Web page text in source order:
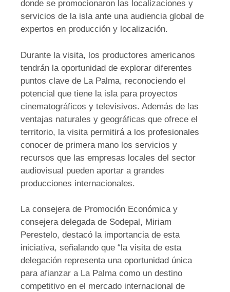
donde se promocionaron las localizaciones y
servicios de la isla ante una audiencia global de
expertos en producción y localización.
Durante la visita, los productores americanos
tendrán la oportunidad de explorar diferentes
puntos clave de La Palma, reconociendo el
potencial que tiene la isla para proyectos
cinematográficos y televisivos. Además de las
ventajas naturales y geográficas que ofrece el
territorio, la visita permitirá a los profesionales
conocer de primera mano los servicios y
recursos que las empresas locales del sector
audiovisual pueden aportar a grandes
producciones internacionales.
La consejera de Promoción Económica y
consejera delegada de Sodepal, Miriam
Perestelo, destacó la importancia de esta
iniciativa, señalando que “la visita de esta
delegación representa una oportunidad única
para afianzar a La Palma como un destino
competitivo en el mercado internacional de